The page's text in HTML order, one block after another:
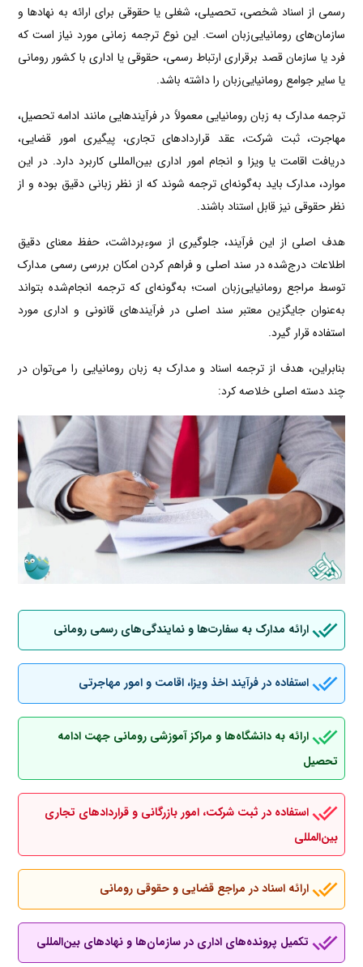
رسمی از اسناد شخصی، تحصیلی، شغلی یا حقوقی برای ارائه به نهادها و
سازمان‌های رومانیایی‌زبان است. این نوع ترجمه زمانی مورد نیاز است که
فرد یا سازمان قصد برقراری ارتباط رسمی، حقوقی یا اداری با کشور رومانی
یا سایر جوامع رومانیایی‌زبان را داشته باشد.
ترجمه مدارک به زبان رومانیایی معمولاً در فرآیندهایی مانند ادامه تحصیل،
مهاجرت، ثبت شرکت، عقد قراردادهای تجاری، پیگیری امور قضایی،
دریافت اقامت یا ویزا و انجام امور اداری بین‌المللی کاربرد دارد. در این
موارد، مدارک باید به‌گونه‌ای ترجمه شوند که از نظر زبانی دقیق بوده و از
نظر حقوقی نیز قابل استناد باشند.
هدف اصلی از این فرآیند، جلوگیری از سوءبرداشت، حفظ معنای دقیق
اطلاعات درج‌شده در سند اصلی و فراهم کردن امکان بررسی رسمی مدارک
توسط مراجع رومانیایی‌زبان است؛ به‌گونه‌ای که ترجمه انجام‌شده بتواند
به‌عنوان جایگزین معتبر سند اصلی در فرآیندهای قانونی و اداری مورد
استفاده قرار گیرد.
بنابراین، هدف از ترجمه اسناد و مدارک به زبان رومانیایی را می‌توان در
چند دسته اصلی خلاصه کرد:
ارائه مدارک به سفارت‌ها و نمایندگی‌های رسمی رومانی
استفاده در فرآیند اخذ ویزا، اقامت و امور مهاجرتی
ارائه به دانشگاه‌ها و مراکز آموزشی رومانی جهت ادامه
تحصیل
استفاده در ثبت شرکت، امور بازرگانی و قراردادهای تجاری
بین‌المللی
ارائه اسناد در مراجع قضایی و حقوقی رومانی
تکمیل پرونده‌های اداری در سازمان‌ها و نهادهای بین‌المللی